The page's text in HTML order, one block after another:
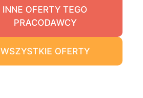
INNE OFERTY TEGO
PRACODAWCY
WSZYSTKIE OFERTY